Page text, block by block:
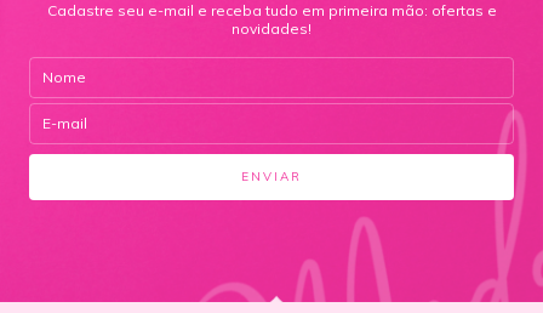
Cadastre seu e-mail e receba tudo em primeira mão: ofertas e
novidades!